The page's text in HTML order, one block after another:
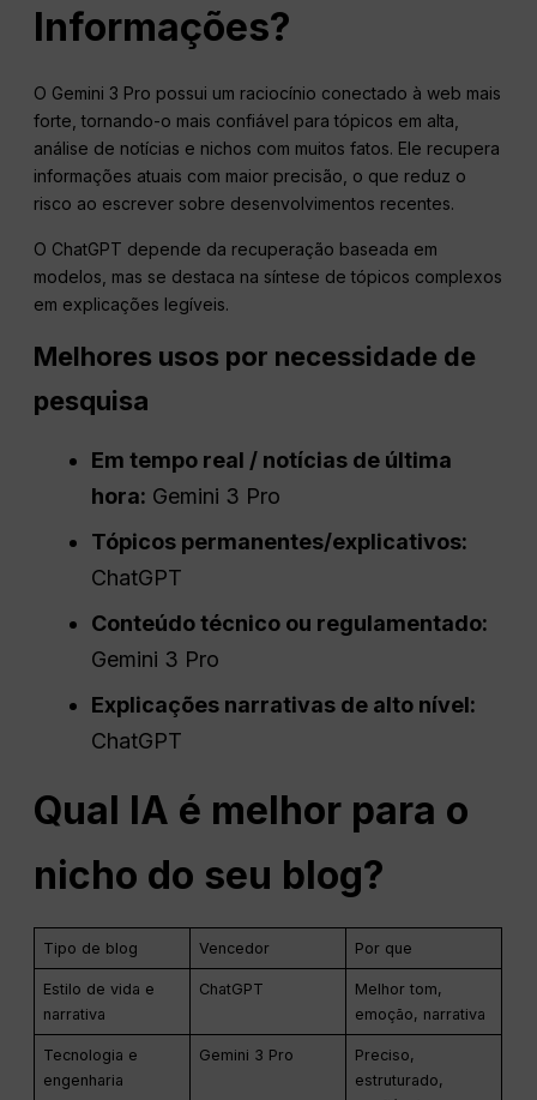
Informações?
O Gemini 3 Pro possui um raciocínio conectado à web mais
forte, tornando-o mais confiável para tópicos em alta,
análise de notícias e nichos com muitos fatos. Ele recupera
informações atuais com maior precisão, o que reduz o
risco ao escrever sobre desenvolvimentos recentes.
O ChatGPT depende da recuperação baseada em
modelos, mas se destaca na síntese de tópicos complexos
em explicações legíveis.
Melhores usos por necessidade de
pesquisa
Em tempo real / notícias de última
hora: Gemini 3 Pro
Tópicos permanentes/explicativos:
ChatGPT
Conteúdo técnico ou regulamentado:
Gemini 3 Pro
Explicações narrativas de alto nível:
ChatGPT
Qual IA é melhor para o
nicho do seu blog?
Tipo de blog Vencedor Por que
Estilo de vida e
narrativa
ChatGPT
Melhor tom,
emoção, narrativa
Tecnologia e
engenharia
Gemini 3 Pro
Preciso,
estruturado,